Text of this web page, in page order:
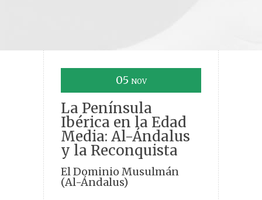
05 NOV
La Península
Ibérica en la Edad
Media: Al-Ándalus
y la Reconquista
El Dominio Musulmán
(Al-Ándalus)